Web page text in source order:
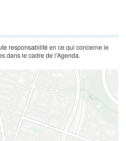
responsabilité en ce qui concerne le
dans le cadre de l’Agenda.